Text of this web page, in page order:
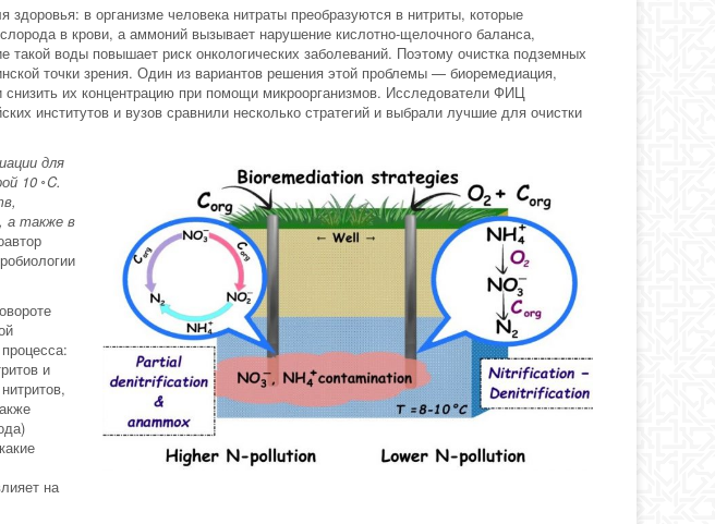
в организме человека нитраты преобразуются в нитриты, которые
в крови, а аммоний вызывает нарушение кислотно-щелочного баланса,
такой воды повышает риск онкологических заболеваний. Поэтому очистка подземных
точки зрения. Один из вариантов решения этой проблемы — биоремедиация,
снизить их концентрацию при помощи микроорганизмов. Исследователи ФИЦ
институтов и вузов сравнили несколько стратегий и выбрали лучшие для очистки
для
10◦C.
а также в
и
на